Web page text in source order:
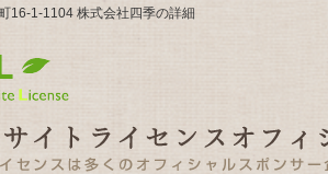
16-1-1104 株式会社四季の詳細